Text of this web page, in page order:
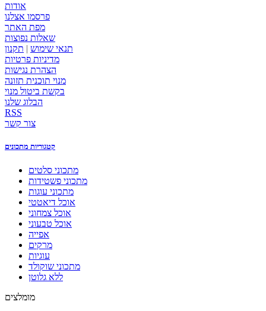
אודות
פרסמו אצלנו
מפת האתר
שאלות נפוצות
תנאי שימוש | תקנון
מדיניות פרטיות
הצהרת נגישות
מנוי תוכנית תזונה
בקשת ביטול מנוי
הבלוג שלנו
RSS
צור קשר
קטגוריות מתכונים
מתכוני סלטים
מתכוני פשטידות
מתכוני עוגות
אוכל דיאטטי
אוכל צמחוני
אוכל טבעוני
אפייה
מרקים
עוגיות
מתכוני שוקולד
ללא גלוטן
מומלצים